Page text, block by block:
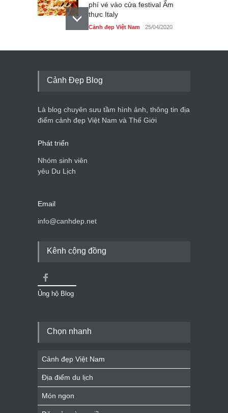
phí vé vào cửa festival Ẩm
thực Italy
Cảnh đẹp Việt Nam 25/04/2020
Tam giác mạch khoe sắc
du lịch quốc gia
Cảnh đẹp Việt Nam 24/04/2020
Cảnh Đẹp Blog
Là blog chuyên sưu tầm hình ảnh, thông tin địa
điểm cảnh đẹp Việt Nam và Thế Giới
Phát triển
Nhóm sinh viên
yêu Du Lịch
Email
info@canhdep.net
Kênh cộng đồng
Ủng hộ Blog
Chọn nhanh
Cảnh đẹp Việt Nam
Địa điểm du lịch
Món ngon